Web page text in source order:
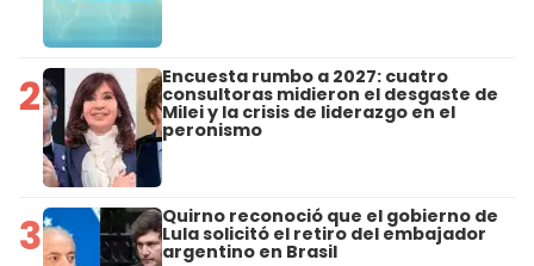
2 Encuesta rumbo a 2027: cuatro
consultoras midieron el desgaste de
Milei y la crisis de liderazgo en el
peronismo
3 Quirno reconoció que el gobierno de
Lula solicitó el retiro del embajador
argentino en Brasil